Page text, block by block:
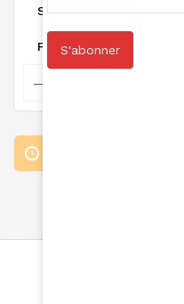
Suivi
Favorites
S'abonner